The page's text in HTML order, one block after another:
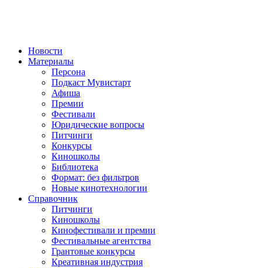
Новости
Материалы
Персона
Подкаст Мувистарт
Афиша
Премии
Фестивали
Юридические вопросы
Питчинги
Конкурсы
Киношколы
Библиотека
Формат: без фильтров
Новые кинотехнологии
Справочник
Питчинги
Киношколы
Кинофестивали и премии
Фестивальные агентства
Грантовые конкурсы
Креативная индустрия